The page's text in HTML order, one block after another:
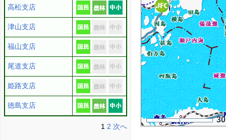
高松支店
津山支店
福山支店
尾道支店
姫路支店
徳島支店
1 2 次へ